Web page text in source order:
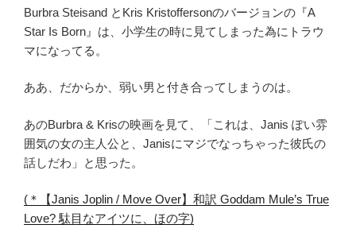
Burbra Steisand とKris Kristoffersonのバージョンの『A
Star Is Born』は、小学生の時に見てしまった為にトラウ
マになってる。
ああ、だからか、弱い男と付き合ってしまうのは。
あのBurbra & Krisの映画を見て、「これは、Janis ぽい雰
囲気の女の主人公と、Janisにマジでなっちゃった彼氏の
話しだわ」と思った。
(＊【Janis Joplin / Move Over】和訳 Goddam Mule’s True
Love? 駄目なアイツに、ほの字)